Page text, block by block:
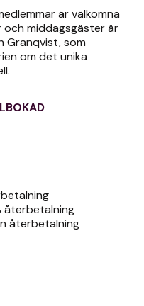
är välkomna
och middagsgäster är
Granqvist, som
om det unika
återbetalning
återbetalning